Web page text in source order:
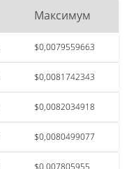
Максимум
$0,0079559663
$0,0081742343
$0,0082034918
$0,0080499077
$0,007805955